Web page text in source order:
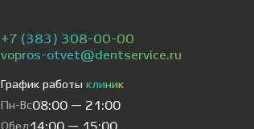
+7 (383) 308-00-00
vopros-otvet@dentservice.ru
График работы клиник
Пн-Вс08:00 — 21:00
Обед